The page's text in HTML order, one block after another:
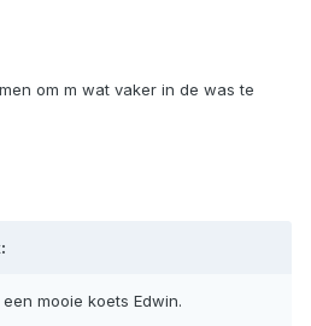
om m wat vaker in de was te
mooie koets Edwin.